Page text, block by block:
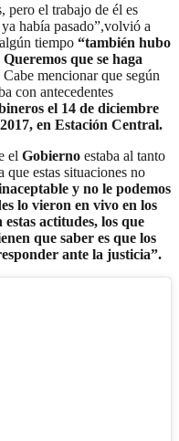
pero el trabajo de él es
había pasado”,volvió a
tiempo “también hubo
que se haga
Cabe mencionar que según
con antecedentes
el 14 de diciembre
en Estación Central.
el Gobierno estaba al tanto
que estas situaciones no
y no le podemos
lo vieron en vivo en los
actitudes, los que
que saber es que los
ante la justicia”.